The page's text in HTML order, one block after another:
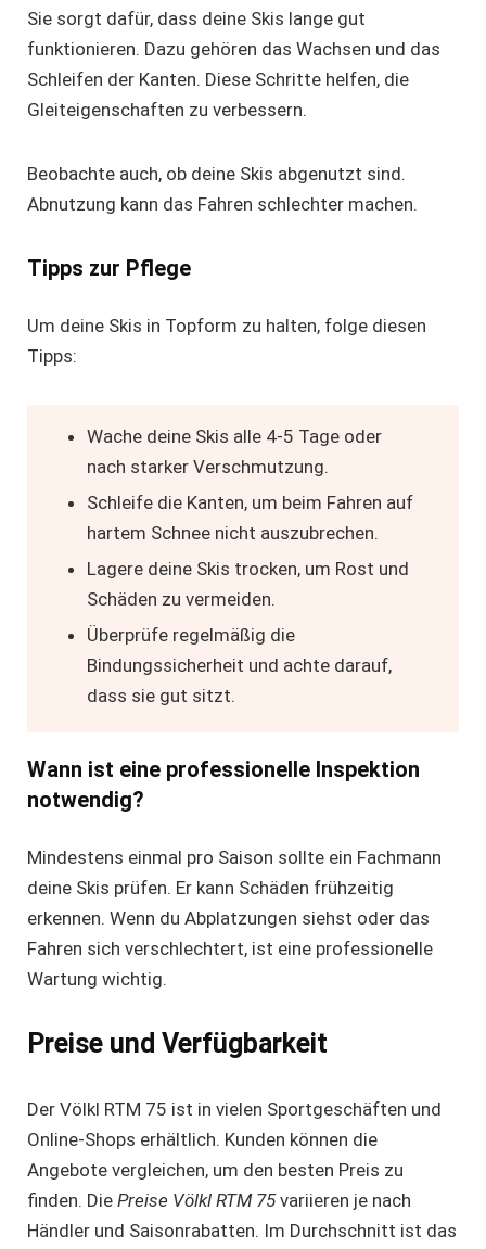
Sie sorgt dafür, dass deine Skis lange gut
funktionieren. Dazu gehören das Wachsen und das
Schleifen der Kanten. Diese Schritte helfen, die
Gleiteigenschaften zu verbessern.
Beobachte auch, ob deine Skis abgenutzt sind.
Abnutzung kann das Fahren schlechter machen.
Tipps zur Pflege
Um deine Skis in Topform zu halten, folge diesen
Tipps:
Wache deine Skis alle 4-5 Tage oder
nach starker Verschmutzung.
Schleife die Kanten, um beim Fahren auf
hartem Schnee nicht auszubrechen.
Lagere deine Skis trocken, um Rost und
Schäden zu vermeiden.
Überprüfe regelmäßig die
Bindungssicherheit und achte darauf,
dass sie gut sitzt.
Wann ist eine professionelle Inspektion
notwendig?
Mindestens einmal pro Saison sollte ein Fachmann
deine Skis prüfen. Er kann Schäden frühzeitig
erkennen. Wenn du Abplatzungen siehst oder das
Fahren sich verschlechtert, ist eine professionelle
Wartung wichtig.
Preise und Verfügbarkeit
Der Völkl RTM 75 ist in vielen Sportgeschäften und
Online-Shops erhältlich. Kunden können die
Angebote vergleichen, um den besten Preis zu
finden. Die Preise Völkl RTM 75variieren je nach
Händler und Saisonrabatten. Im Durchschnitt ist das